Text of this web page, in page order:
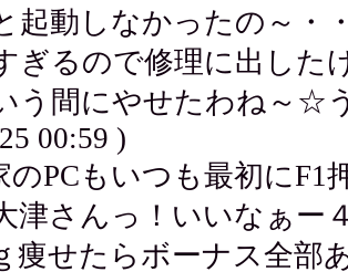
起動しなかったの～・
ぎるので修理に出した
う間にやせたわね～☆
00:59 )
のPCもいつも最初にF1
津さんっ！いいなぁー
痩せたらボーナス全部